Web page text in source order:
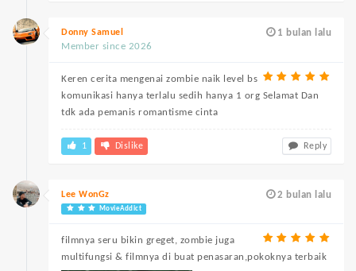
1 bulan lalu
Donny Samuel
Member since 2026
Keren cerita mengenai zombie naik level bs
komunikasi hanya terlalu sedih hanya 1 org Selamat Dan
tdk ada pemanis romantisme cinta
1 Dislike Reply
2 bulan lalu
Lee WonGz
MovieAddict
filmnya seru bikin greget, zombie juga
multifungsi & filmnya di buat penasaran,pokoknya terbaik